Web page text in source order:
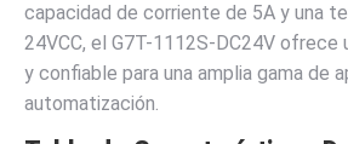
capacidad de corriente de 5A y una
24VCC, el G7T-1112S-DC24V ofrece
y confiable para una amplia gama de
automatización.